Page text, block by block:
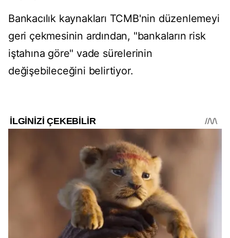
Bankacılık kaynakları TCMB'nin düzenlemeyi
geri çekmesinin ardından, "bankaların risk
iştahına göre" vade sürelerinin
değişebileceğini belirtiyor.